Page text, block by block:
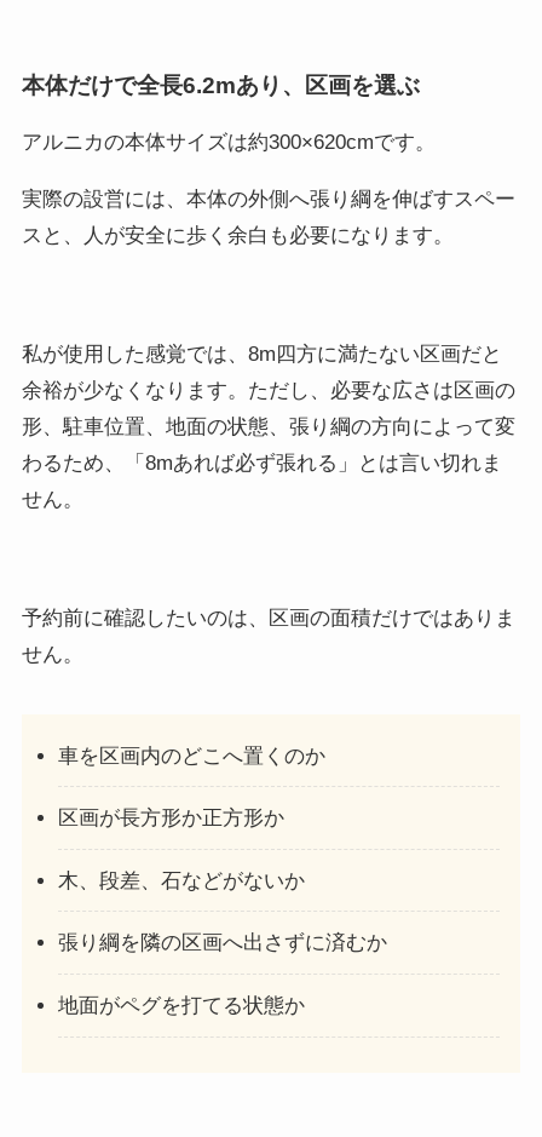
本体だけで全長6.2mあり、区画を選ぶ
アルニカの本体サイズは約300×620cmです。
実際の設営には、本体の外側へ張り綱を伸ばすスペー
スと、人が安全に歩く余白も必要になります。
私が使用した感覚では、8m四方に満たない区画だと
余裕が少なくなります。ただし、必要な広さは区画の
形、駐車位置、地面の状態、張り綱の方向によって変
わるため、「8mあれば必ず張れる」とは言い切れま
せん。
予約前に確認したいのは、区画の面積だけではありま
せん。
車を区画内のどこへ置くのか
区画が長方形か正方形か
木、段差、石などがないか
張り綱を隣の区画へ出さずに済むか
地面がペグを打てる状態か